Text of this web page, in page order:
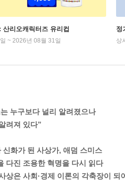
산리오캐릭터즈 유리컵
~ 2026년 08월 31일
정
상
누구보다 널리 알려졌으나
려져 있다”
신화가 된 사상가, 애덤 스미스
다진 조용한 혁명을 다시 읽다
상은 사회·경제 이론의 각축장이 되